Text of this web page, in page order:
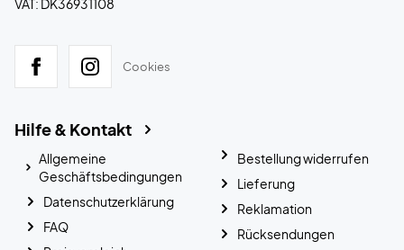
VAT: DK36931108
Cookies
Hilfe & Kontakt
Allgemeine
Geschäftsbedingungen
Datenschutzerklärung
FAQ
Bestellung widerrufen
Lieferung
Reklamation
Rücksendungen